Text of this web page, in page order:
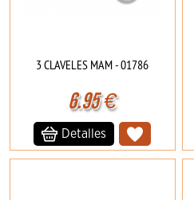
3 CLAVELES MAM - 01786
6.95€
Detalles